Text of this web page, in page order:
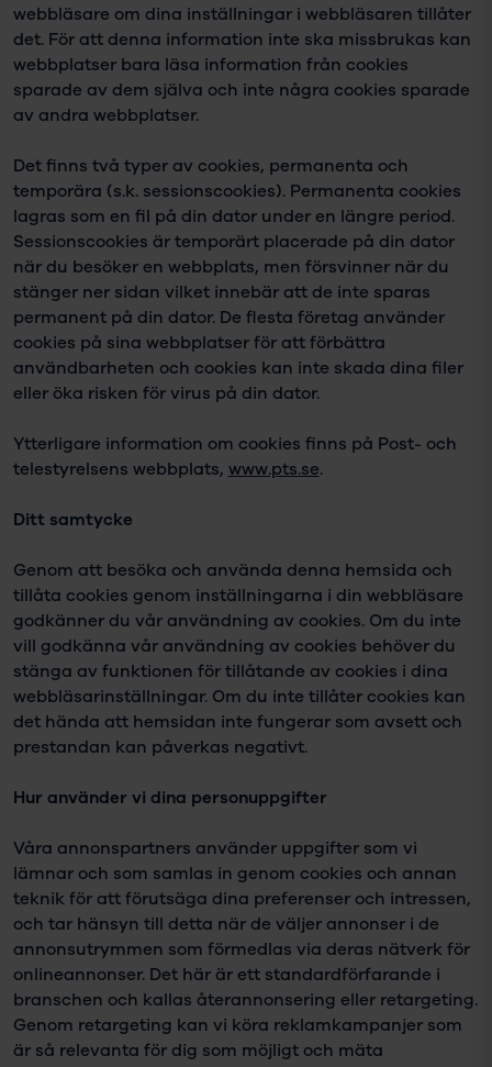
webbläsare om dina inställningar i webbläsaren tillåter
det. För att denna information inte ska missbrukas kan
webbplatser bara läsa information från cookies
sparade av dem själva och inte några cookies sparade
av andra webbplatser.
Det finns två typer av cookies, permanenta och
temporära (s.k. sessionscookies). Permanenta cookies
lagras som en fil på din dator under en längre period.
Sessionscookies är temporärt placerade på din dator
när du besöker en webbplats, men försvinner när du
stänger ner sidan vilket innebär att de inte sparas
permanent på din dator. De flesta företag använder
cookies på sina webbplatser för att förbättra
användbarheten och cookies kan inte skada dina filer
eller öka risken för virus på din dator.
Ytterligare information om cookies finns på Post- och
telestyrelsens webbplats, www.pts.se.
Ditt samtycke
Genom att besöka och använda denna hemsida och
tillåta cookies genom inställningarna i din webbläsare
godkänner du vår användning av cookies. Om du inte
vill godkänna vår användning av cookies behöver du
stänga av funktionen för tillåtande av cookies i dina
webbläsarinställningar. Om du inte tillåter cookies kan
det hända att hemsidan inte fungerar som avsett och
prestandan kan påverkas negativt.
Hur använder vi dina personuppgifter
Våra annonspartners använder uppgifter som vi
lämnar och som samlas in genom cookies och annan
teknik för att förutsäga dina preferenser och intressen,
och tar hänsyn till detta när de väljer annonser i de
annonsutrymmen som förmedlas via deras nätverk för
onlineannonser. Det här är ett standardförfarande i
branschen och kallas återannonsering eller retargeting.
Genom retargeting kan vi köra reklamkampanjer som
är så relevanta för dig som möjligt och mäta